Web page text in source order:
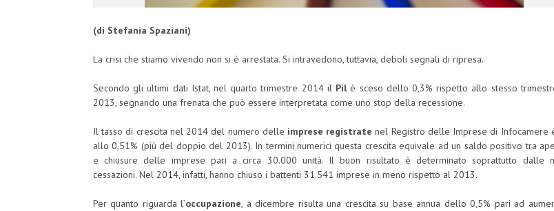
(di Stefania Spaziani)
La crisi che stiamo vivendo non si è arrestata. Si intravedono, tuttavia, deboli segnali di ripresa.
Secondo gli ultimi dati Istat, nel quarto trimestre 2014 il Pilè sceso dello 0,3% rispetto allo stesso
2013, segnando una frenata che può essere interpretata come uno stop della recessione.
Il tasso di crescita nel 2014 del numero delle imprese registrate nel Registro delle Imprese di Infocamere
allo 0,51% (più del doppio del 2013). In termini numerici questa crescita equivale ad un saldo positivo tra
e chiusure delle imprese pari a circa 30.000 unità. Il buon risultato è determinato soprattutto dalle
cessazioni. Nel 2014, infatti, hanno chiuso i battenti 31.541 imprese in meno rispetto al 2013.
Per quanto riguarda l’occupazione, a dicembre risulta una crescita su base annua dello 0,5% pari ad